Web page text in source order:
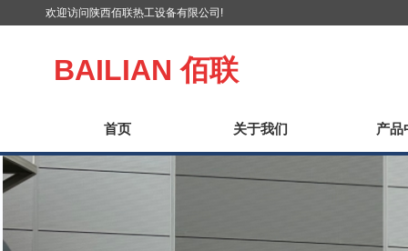
欢迎访问陕西佰联热工设备有限公司!
BAILIAN佰联
首页 关于我们 产品